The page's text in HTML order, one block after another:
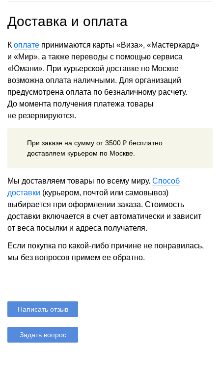
Доставка и оплата
К оплате принимаются карты «Виза», «Мастеркард»
и «Мир», а также переводы с помощью сервиса
«Юмани». При курьерской доставке по Москве
возможна оплата наличными. Для организаций
предусмотрена оплата по безналичному расчету.
До момента получения платежа товары
не резервируются.
При заказе на сумму от 3500 ₽ бесплатно
доставляем курьером по Москве.
Мы доставляем товары по всему миру. Способ
доставки (курьером, почтой или самовывоз)
выбирается при оформлении заказа. Стоимость
доставки включается в счет автоматически и зависит
от веса посылки и адреса получателя.
Если покупка по какой-либо причине не понравилась,
мы без вопросов примем ее обратно.
Написать отзыв
Задать вопрос